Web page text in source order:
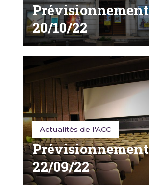
Prévisionnement
20/10/22
Actualités de l'ACC
Prévisionnement
22/09/22